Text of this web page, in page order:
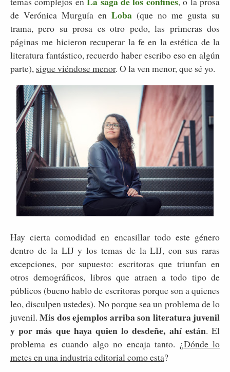
de Verónica Murguía en Loba (que no me gusta su
trama, pero su prosa es otro pedo, las primeras dos
páginas me hicieron recuperar la fe en la estética de la
literatura fantástico, recuerdo haber escribo eso en algún
parte), sigue viéndose menor. O la ven menor, que sé yo.
Hay cierta comodidad en encasillar todo este género
dentro de la LIJ y los temas de la LIJ, con sus raras
excepciones, por supuesto: escritoras que triunfan en
otros demográficos, libros que atraen a todo tipo de
públicos (bueno hablo de escritoras porque son a quienes
leo, disculpen ustedes). No porque sea un problema de lo
juvenil.Mis dos ejemplos arriba son literatura juvenil
y por más que haya quien lo desdeñe, ahí están. El
problema es cuando algo no encaja tanto. ¿Dónde lo
metes en una industria editorial como esta?